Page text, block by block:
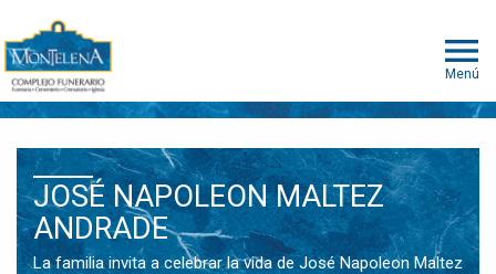
Menú
JOSÉ NAPOLEON MALTEZ
ANDRADE
La familia invita a celebrar la vida de José Napoleon Maltez